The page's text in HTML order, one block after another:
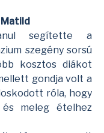
segítette a
szegény sorsú
kosztos diákot
gondja volt a
róla, hogy
meleg ételhez